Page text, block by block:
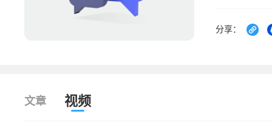
分享：
文章 视频